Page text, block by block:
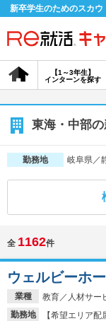
新卒学生のためのスカウ
【1～3年生】
インターンを探す
会員
探す
イベントを探す
就活ノウハウ
東海・中部
勤務地 岐阜県／
全 1162件
業種
教育／人材サー
勤務地
【希望エリア
ウェルビーホ